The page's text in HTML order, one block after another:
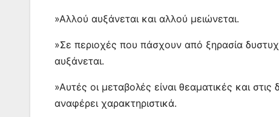
»Αλλού αυξάνεται και αλλού μειώνεται.
»Σε περιοχές που πάσχουν από ξηρασία
αυξάνεται.
»Αυτές οι μεταβολές είναι θεαματικές και
αναφέρει χαρακτηριστικά.